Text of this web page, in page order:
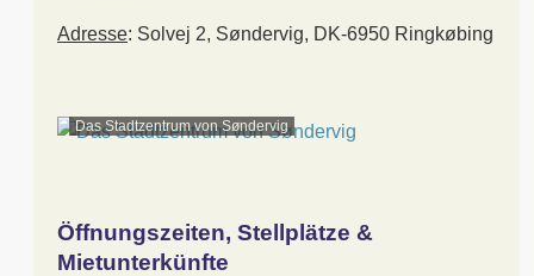
Adresse: Solvej 2, Søndervig, DK-6950 Ringkøbing
Das Stadtzentrum von Søndervig
Öffnungszeiten, Stellplätze &
Mietunterkünfte